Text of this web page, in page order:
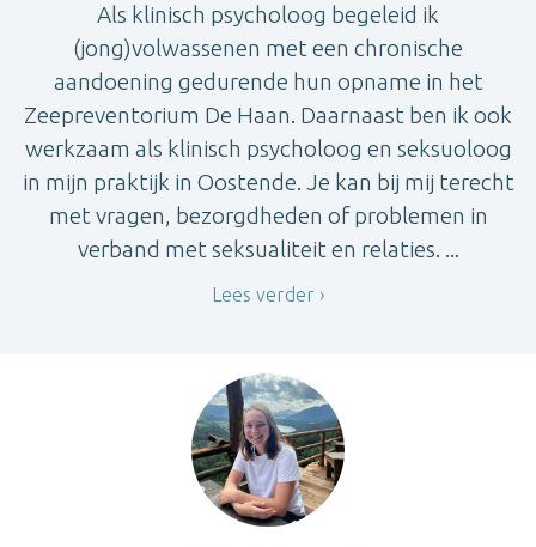
Als klinisch psycholoog begeleid ik
(jong)volwassenen met een chronische
aandoening gedurende hun opname in het
Zeepreventorium De Haan. Daarnaast ben ik ook
werkzaam als klinisch psycholoog en seksuoloog
in mijn praktijk in Oostende. Je kan bij mij terecht
met vragen, bezorgdheden of problemen in
verband met seksualiteit en relaties. ...
Lees verder